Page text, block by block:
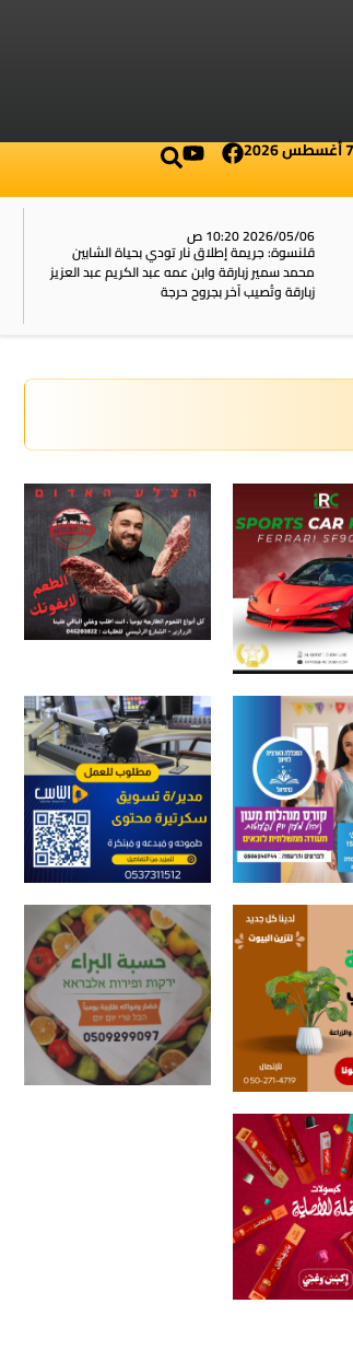
2026/05/06 10:20 ص
قلنسوة: جريمة إطلاق نار تودي بحياة الشابين
محمد سمير زبارقة وابن عمه عبد الكريم عبد العزيز
زبارقة وتُصيب آخر بجروح حرجة